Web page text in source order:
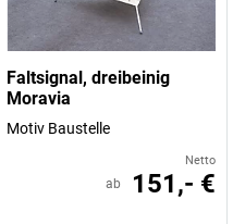
Faltsignal, dreibeinig
Moravia
Motiv Baustelle
Netto
ab 151,- €